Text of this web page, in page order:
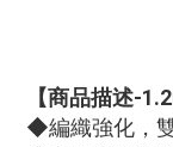
【商品描述-
◆編織強化，